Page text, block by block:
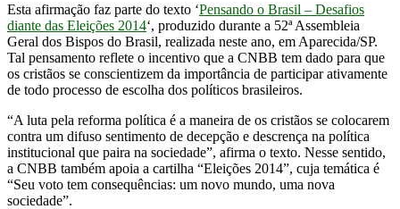
Esta afirmação faz parte do texto ‘Pensando o Brasil – Desafios
diante das Eleições 2014‘, produzido durante a 52ª Assembleia
Geral dos Bispos do Brasil, realizada neste ano, em Aparecida/SP.
Tal pensamento reflete o incentivo que a CNBB tem dado para que
os cristãos se conscientizem da importância de participar ativamente
de todo processo de escolha dos políticos brasileiros.
“A luta pela reforma política é a maneira de os cristãos se colocarem
contra um difuso sentimento de decepção e descrença na política
institucional que paira na sociedade”, afirma o texto. Nesse sentido,
a CNBB também apoia a cartilha “Eleições 2014”, cuja temática é
“Seu voto tem consequências: um novo mundo, uma nova
sociedade”.